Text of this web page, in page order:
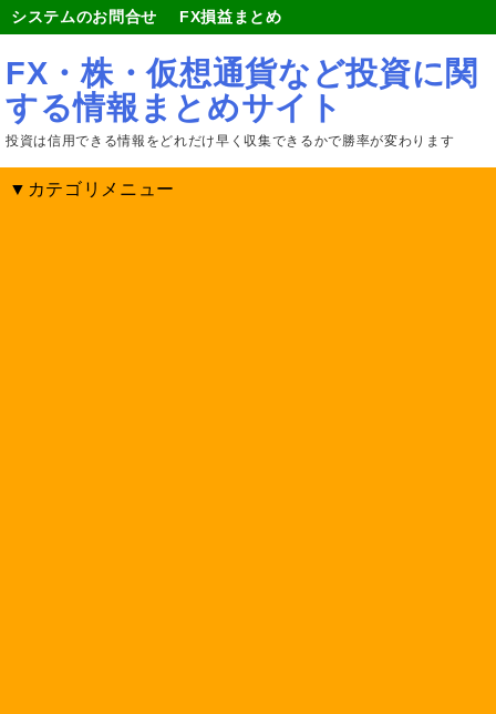
システムのお問合せ FX損益まとめ
FX・株・仮想通貨など投資に関
する情報まとめサイト
投資は信用できる情報をどれだけ早く収集できるかで勝率が変わります
▼カテゴリメニュー